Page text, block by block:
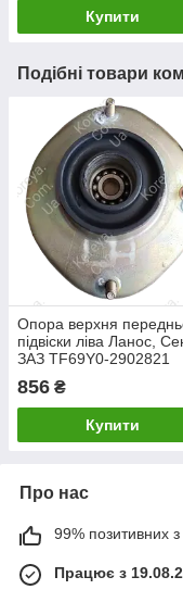
Купити
Подібні товари
Опора верхня
підвіски ліва Ланос,
ЗАЗ TF69Y0-2902821
856 ₴
Купити
Про нас
99% позитивних з
Працює з